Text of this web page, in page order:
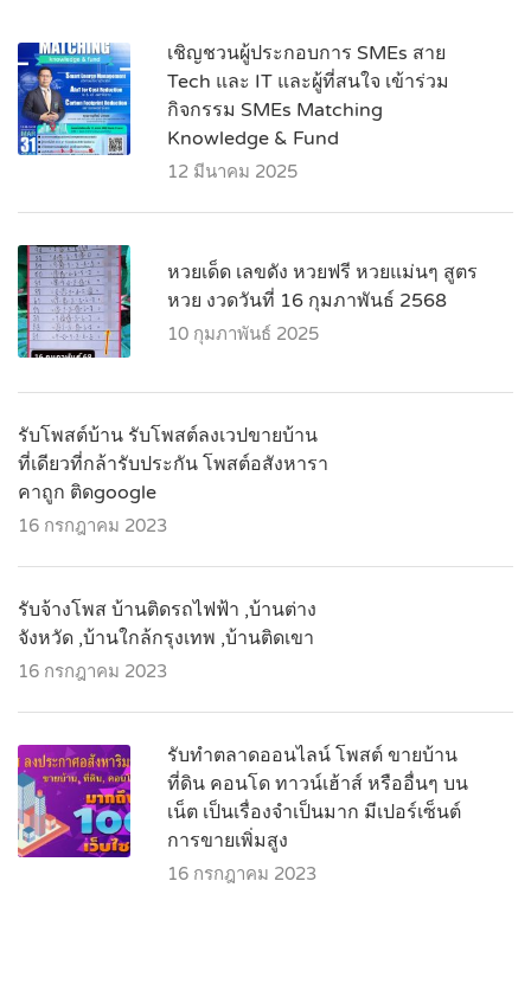
เชิญชวนผู้ประกอบการ SMEs สาย
Tech และ IT และผู้ที่สนใจ เข้าร่วม
กิจกรรม SMEs Matching
Knowledge & Fund
12 มีนาคม 2025
หวยเด็ด เลขดัง หวยฟรี หวยแม่นๆ สูตร
หวย งวดวันที่ 16 กุมภาพันธ์ 2568
10 กุมภาพันธ์ 2025
รับโพสต์บ้าน รับโพสต์ลงเวปขายบ้าน
ที่เดียวที่กล้ารับประกัน โพสต์อสังหารา
คาถูก ติดgoogle
16 กรกฎาคม 2023
รับจ้างโพส บ้านติดรถไฟฟ้า ,บ้านต่าง
จังหวัด ,บ้านใกล้กรุงเทพ ,บ้านติดเขา
16 กรกฎาคม 2023
รับทำตลาดออนไลน์ โพสต์ ขายบ้าน
ที่ดิน คอนโด ทาวน์เฮ้าส์ หรืออื่นๆ บน
เน็ต เป็นเรื่องจำเป็นมาก มีเปอร์เซ็นต์
การขายเพิ่มสูง
16 กรกฎาคม 2023